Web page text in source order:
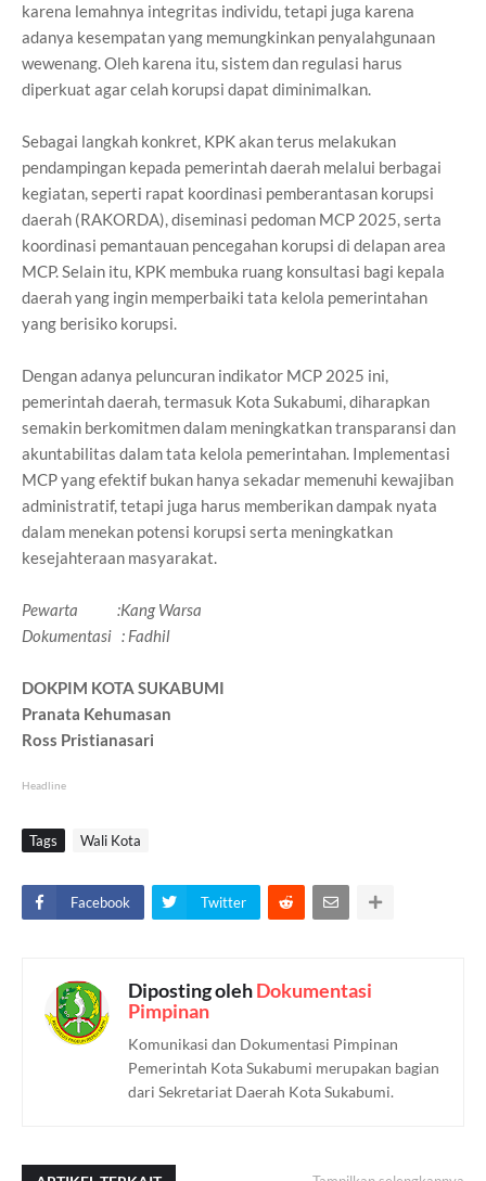
karena lemahnya integritas individu, tetapi juga karena
adanya kesempatan yang memungkinkan penyalahgunaan
wewenang. Oleh karena itu, sistem dan regulasi harus
diperkuat agar celah korupsi dapat diminimalkan.
Sebagai langkah konkret, KPK akan terus melakukan
pendampingan kepada pemerintah daerah melalui berbagai
kegiatan, seperti rapat koordinasi pemberantasan korupsi
daerah (RAKORDA), diseminasi pedoman MCP 2025, serta
koordinasi pemantauan pencegahan korupsi di delapan area
MCP. Selain itu, KPK membuka ruang konsultasi bagi kepala
daerah yang ingin memperbaiki tata kelola pemerintahan
yang berisiko korupsi.
Dengan adanya peluncuran indikator MCP 2025 ini,
pemerintah daerah, termasuk Kota Sukabumi, diharapkan
semakin berkomitmen dalam meningkatkan transparansi dan
akuntabilitas dalam tata kelola pemerintahan. Implementasi
MCP yang efektif bukan hanya sekadar memenuhi kewajiban
administratif, tetapi juga harus memberikan dampak nyata
dalam menekan potensi korupsi serta meningkatkan
kesejahteraan masyarakat.
Pewarta :Kang Warsa
Dokumentasi : Fadhil
DOKPIM KOTA SUKABUMI
Pranata Kehumasan
Ross Pristianasari
Headline
Tags Wali Kota
Facebook Twitter
Diposting olehDokumentasi
Pimpinan
Komunikasi dan Dokumentasi Pimpinan
Pemerintah Kota Sukabumi merupakan bagian
dari Sekretariat Daerah Kota Sukabumi.